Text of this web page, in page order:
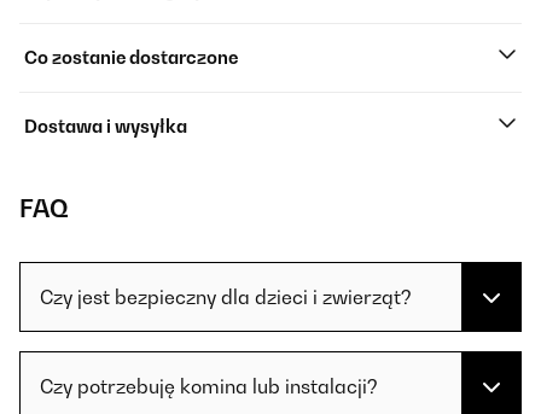
Co zostanie dostarczone
Dostawa i wysyłka
FAQ
Czy jest bezpieczny dla dzieci i zwierząt?
Czy potrzebuję komina lub instalacji?